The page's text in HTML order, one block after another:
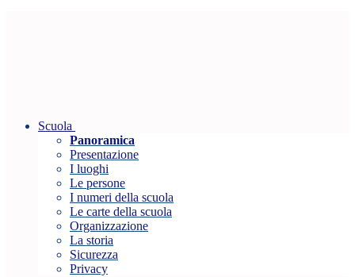
Scuola
Panoramica
Presentazione
I luoghi
Le persone
I numeri della scuola
Le carte della scuola
Organizzazione
La storia
Sicurezza
Privacy